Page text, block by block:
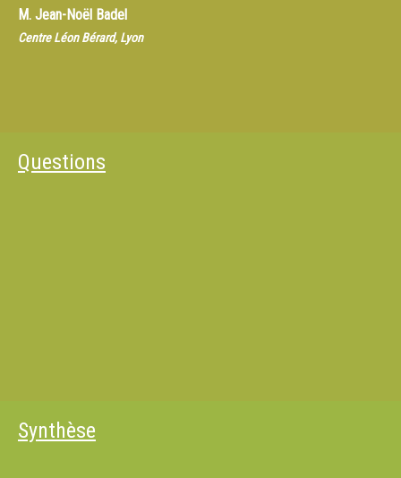
M. Jean-Noël Badel
Centre Léon Bérard, Lyon
Questions
Synthèse